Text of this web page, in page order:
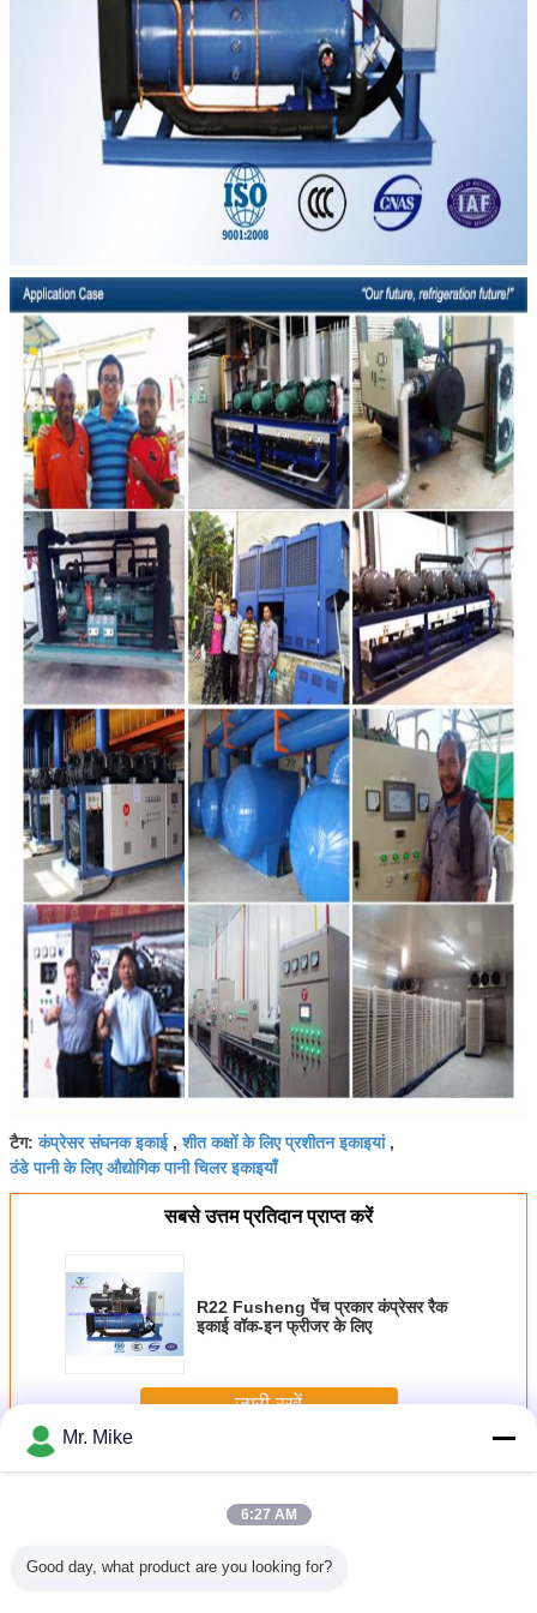
टैग:कंप्रेसर संघनक इकाई,शीत कक्षों के लिए प्रशीतन इकाइयां,
ठंडे पानी के लिए औद्योगिक पानी चिलर इकाइयाँ
सबसे उत्तम प्रतिदान प्राप्त करें
R22 Fusheng पेंच प्रकार कंप्रेसर रैक
इकाई वॉक-इन फ्रीजर के लिए
जारी रखें
अधिकअन्य
Mr. Mike
6:27 AM
Good day, what product are you looking for?